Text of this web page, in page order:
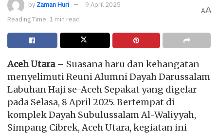
by Zaman Huri
9 April 2025
Reading Time: 1 min read
AA
Aceh Utara– Suasana haru dan kehangatan
menyelimuti Reuni Alumni Dayah Darussalam
Labuhan Haji se-Aceh Sepakat yang digelar
pada Selasa, 8 April 2025. Bertempat di
komplek Dayah Subulussalam Al-Waliyyah,
Simpang Cibrek, Aceh Utara, kegiatan ini